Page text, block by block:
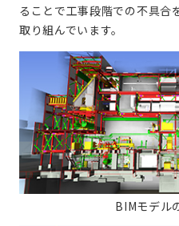
ることで工事段階での不具合
取り組んでいます。
BIMモデル